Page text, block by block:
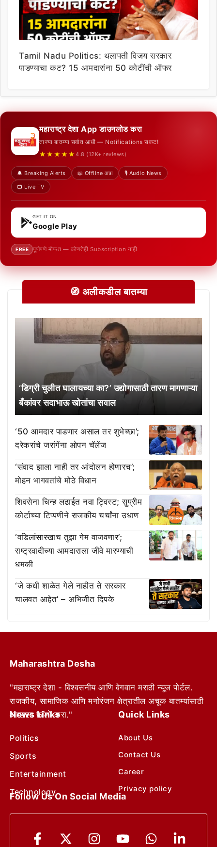
Tamil Nadu Politics: थलापती विजय सरकार
पाडण्याचा कट? 15 आमदारांना 50 कोटींची ऑफर
महाराष्ट्र देशा App डाउनलोड करा
ताज्या बातम्या सर्वात आधी — Notifications सकट!
★★★★★ 4.8 (12K+ reviews)
🔔 Breaking Alerts 📖 Offline वाचा
🎙️ Audio News
📺 Live TV
GET IT ON
Google Play
FREE पूर्णपणे मोफत — कोणतेही Subscription नाही
🧭 अलीकडील बातम्या
‘डिग्री चुलीत घालायच्या का?’ उद्योगासाठी तारण मागणाऱ्या
बँकांवर सदाभाऊ खोतांचा सवाल
‘50 आमदार पाडणार असाल तर शुभेच्छा’;
दरेकरांचे जरांगेंना ओपन चॅलेंज
‘संवाद झाला नाही तर आंदोलन होणारच’;
मोहन भागवतांचे मोठे विधान
शिवसेना चिन्ह लढाईत नवा ट्विस्ट; सुप्रीम
कोर्टाच्या टिप्पणीने राजकीय चर्चांना उधाण
‘वडिलांसारखाच तुझा गेम वाजवणार’;
राष्ट्रवादीच्या आमदाराला जीवे मारण्याची
धमकी
‘जे कधी शाळेत गेले नाहीत ते सरकार
चालवत आहेत’ – अभिजीत दिपके
Maharashtra Desha
"महाराष्ट्र देशा - विश्वसनीय आणि वेगवान मराठी न्यूज पोर्टल.
राजकीय, सामाजिक आणि मनोरंजन क्षेत्रातील अचूक बातम्यांसाठी
आम्हाला फॉलो करा."
News Links
Politics
Sports
Entertainment
Technology
Quick Links
About Us
Contact Us
Career
Privacy policy
Follow Us On Social Media